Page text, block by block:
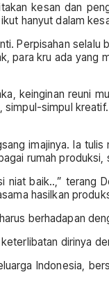
kesan dan
hanyut dalam
Perpisahan
para kru ada
keinginan reuni
simpul-simpul kreatif.
imajinya. Ia
rumah
niat baik..,” terang
hasilkan
berhadapan
dirinya
Indonesia,